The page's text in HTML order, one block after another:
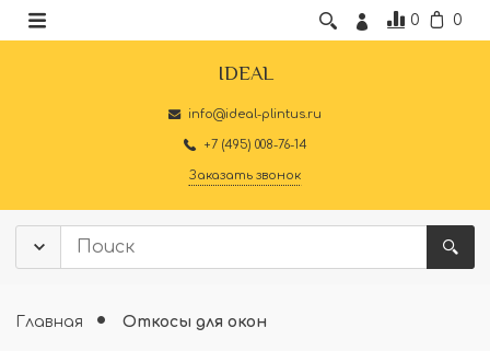
0 0
IDEAL
info@ideal-plintus.ru
+7 (495) 008-76-14
Заказать звонок
Главная Откосы для окон